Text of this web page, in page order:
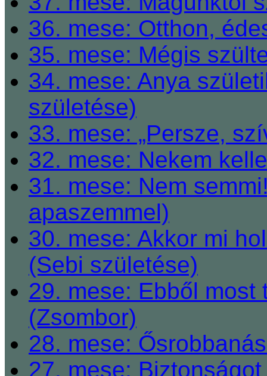
36. mese: Otthon,
35. mese: Mégis
34. mese: Anya
születése)
33. mese: „Persze,
32. mese: Nekem
31. mese: Nem
apaszemmel)
30. mese: Akkor mi
(Sebi születése)
29. mese: Ebből
(Zsombor)
28. mese:
27. mese: